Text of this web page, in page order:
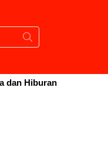
dan Hiburan